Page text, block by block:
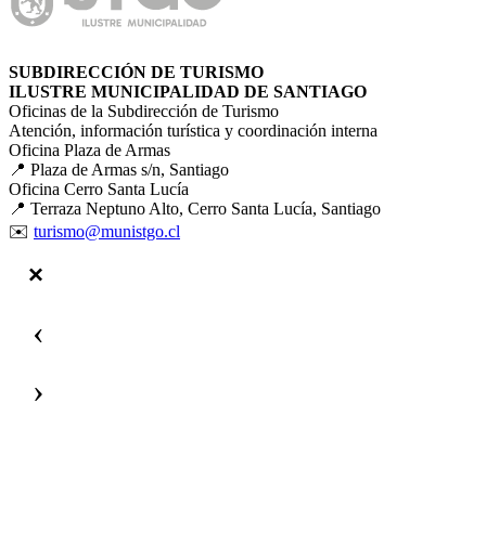
SUBDIRECCIÓN DE TURISMO
ILUSTRE MUNICIPALIDAD DE SANTIAGO
Oficinas de la Subdirección de Turismo
Atención, información turística y coordinación interna
Oficina Plaza de Armas
📍 Plaza de Armas s/n, Santiago
Oficina Cerro Santa Lucía
📍 Terraza Neptuno Alto, Cerro Santa Lucía, Santiago
✉️ turismo@munistgo.cl
‹
›